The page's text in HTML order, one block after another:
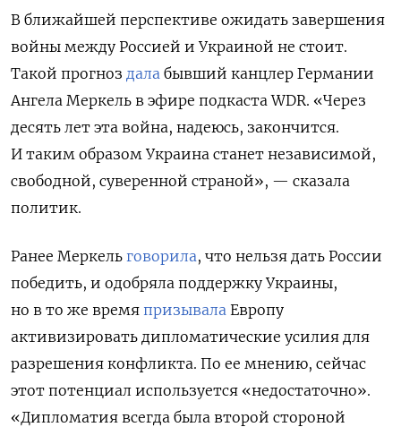
В ближайшей перспективе ожидать завершения
войны между Россией и Украиной не стоит.
Такой прогноз дала бывший канцлер Германии
Ангела Меркель в эфире подкаста WDR. «Через
десять лет эта война, надеюсь, закончится.
И таким образом Украина станет независимой,
свободной, суверенной страной», — сказала
политик.
Ранее Меркель говорила, что нельзя дать России
победить, и одобряла поддержку Украины,
но в то же время призывала Европу
активизировать дипломатические усилия для
разрешения конфликта. По ее мнению, сейчас
этот потенциал используется «недостаточно».
«Дипломатия всегда была второй стороной